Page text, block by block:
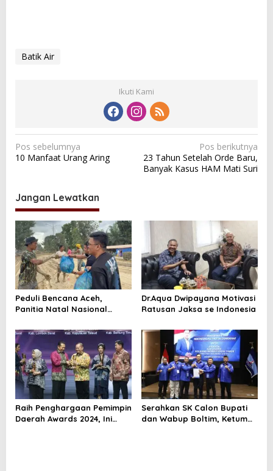
Batik Air
Ikuti Kami
N
a
i
g
a
s
i
p
o
s
Pos sebelumnya
10 Manfaat Urang Aring
Pos berikutnya
23 Tahun Setelah Orde Baru,
Banyak Kasus HAM Mati Suri
Jangan Lewatkan
Peduli Bencana Aceh,
Panitia Natal Nasional
Dr.Aqua Dwipayana Motivasi
Ratusan Jaksa se Indonesia
Raih Penghargaan Pemimpin
Daerah Awards 2024, Ini
Serahkan SK Calon Bupati
dan Wabup Boltim, Ketum